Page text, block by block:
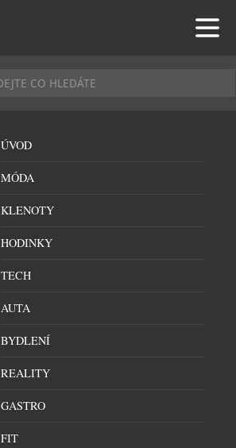
ÚVOD
MÓDA
KLENOTY
HODINKY
TECH
AUTA
BYDLENÍ
REALITY
GASTRO
FIT